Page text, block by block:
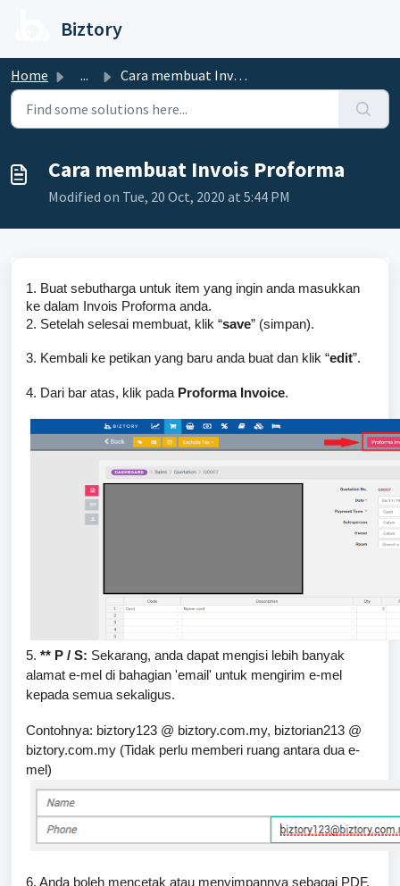
Biztory
Home ... Cara membuat Invois Proforma
Cara membuat Invois Proforma
Modified on Tue, 20 Oct, 2020 at 5:44 PM
1. Buat sebutharga untuk item yang ingin anda masukkan
ke dalam Invois Proforma anda.
2. Setelah selesai membuat, klik “save” (simpan).
3. Kembali ke petikan yang baru anda buat dan klik “edit”.
4. Dari bar atas, klik pada Proforma Invoice.
5. ** P / S: Sekarang, anda dapat mengisi lebih banyak
alamat e-mel di bahagian 'email' untuk mengirim e-mel
kepada semua sekaligus.
Contohnya: biztory123 @ biztory.com.my, biztorian213 @
biztory.com.my (Tidak perlu memberi ruang antara dua e-
mel)
6. Anda boleh mencetak atau menyimpannya sebagai PDF.